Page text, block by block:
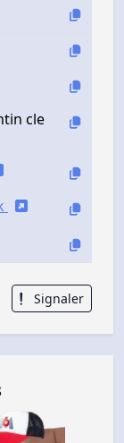
cle
Signaler